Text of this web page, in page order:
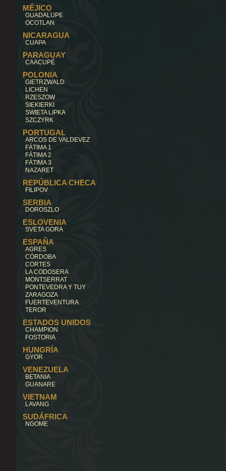
MÉJICO
GUADALUPE
OCOTLAN
NICARAGUA
CUAPA
PARAGUAY
CAACUPÉ
POLONIA
GIETRZWALD
LICHEN
RZESZOW
SIEKIERKI
SWIETA LIPKA
SZCZYRK
PORTUGAL
ARCOS DE VALDEVEZ
FÁTIMA 1
FÁTIMA 2
FÁTIMA 3
NAZARET
REPÚBLICA CHECA
FILIPOV
SERBIA
DOROSZLO
ESLOVENIA
SVETA GORA
ESPAÑA
AGRES
CÓRDOBA
CORTES
LA CODOSERA
MONTSERRAT
PONTEVEDRA Y TUY
ZARAGOZA
FUERTEVENTURA
TEROR
ESTADOS UNIDOS
CHAMPION
FOSTORIA
HUNGRÍA
GYOR
VENEZUELA
BETANIA
GUANARE
VIETNAM
LAVANG
SUDÁFRICA
NGOME